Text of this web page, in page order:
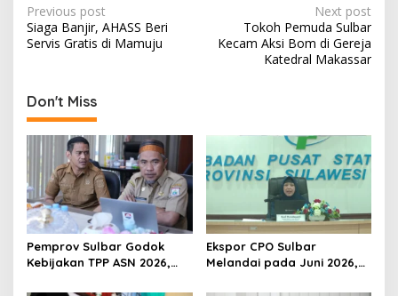
P
o
t
n
a
v
i
g
a
t
i
Previous post
Siaga Banjir, AHASS Beri
Servis Gratis di Mamuju
Next post
Tokoh Pemuda Sulbar
Kecam Aksi Bom di Gereja
Katedral Makassar
Don't Miss
Pemprov Sulbar Godok
Kebijakan TPP ASN 2026,
Ekspor CPO Sulbar
Melandai pada Juni 2026,